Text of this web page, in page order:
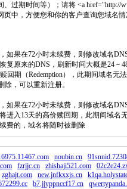
过期时间等）；请将 <a href="http://
页中，方便您和你的客户查询您域名
如果在72小时未续费，则修改域名
复原来的DNS，刷新时间大概是24－
回期（Redemption），此期间域名无
除，可以重新注册。
如果在72小时未续费，则修改域名
进入13天的高价赎回期，此期间域名
费的，域名将随时被删除
noubin.cn
fzrjjc.cn zhishaji521.com
zghajt.com new.jnfkxxjs.cn
b7.jjyppnccf17.cn